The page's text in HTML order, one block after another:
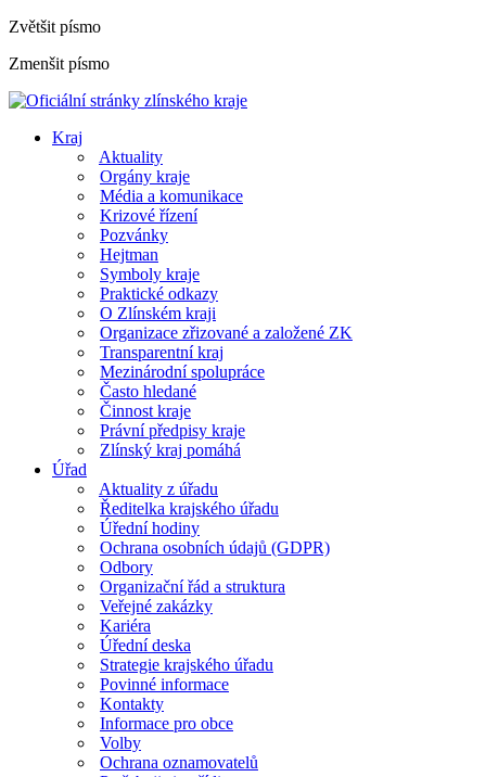
Zvětšit písmo
Zmenšit písmo
Kraj
Aktuality
Orgány kraje
Média a komunikace
Krizové řízení
Pozvánky
Hejtman
Symboly kraje
Praktické odkazy
O Zlínském kraji
Organizace zřizované a založené ZK
Transparentní kraj
Mezinárodní spolupráce
Často hledané
Činnost kraje
Právní předpisy kraje
Zlínský kraj pomáhá
Úřad
Aktuality z úřadu
Ředitelka krajského úřadu
Úřední hodiny
Ochrana osobních údajů (GDPR)
Odbory
Organizační řád a struktura
Veřejné zakázky
Kariéra
Úřední deska
Strategie krajského úřadu
Povinné informace
Kontakty
Informace pro obce
Volby
Ochrana oznamovatelů